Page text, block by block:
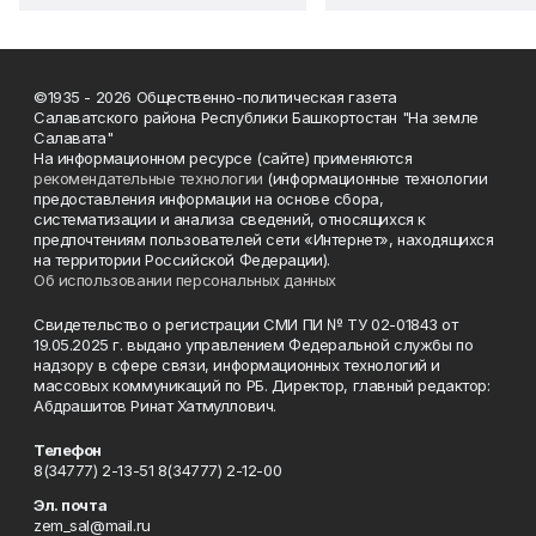
©1935 - 2026 Общественно-политическая газета
Салаватского района Республики Башкортостан "На земле
Салавата"
На информационном ресурсе (сайте) применяются
рекомендательные технологии (информационные технологии
предоставления информации на основе сбора,
систематизации и анализа сведений, относящихся к
предпочтениям пользователей сети «Интернет», находящихся
на территории Российской Федерации).
Об использовании персональных данных
Свидетельство о регистрации СМИ ПИ № ТУ 02-01843 от
19.05.2025 г. выдано управлением Федеральной службы по
надзору в сфере связи, информационных технологий и
массовых коммуникаций по РБ. Директор, главный редактор:
Абдрашитов Ринат Хатмуллович.
Телефон
8(34777) 2-13-51 8(34777) 2-12-00
Эл. почта
zem_sal@mail.ru